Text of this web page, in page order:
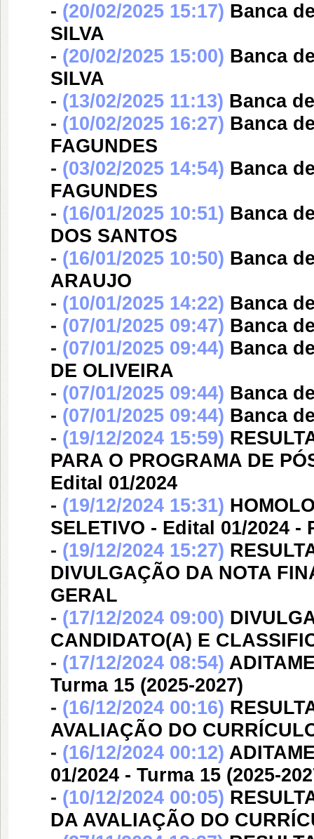
- (20/02/2025 15:17) Banca
SILVA
- (20/02/2025 15:00) Banca
SILVA
- (13/02/2025 11:13) Banca
- (10/02/2025 16:27) Banca
FAGUNDES
- (03/02/2025 14:54) Banca
FAGUNDES
- (16/01/2025 10:51) Banca
DOS SANTOS
- (16/01/2025 10:50) Banca
ARAUJO
- (10/01/2025 14:22) Banca
- (07/01/2025 09:47) Banca
- (07/01/2025 09:44) Banca
DE OLIVEIRA
- (07/01/2025 09:44) Banca
- (07/01/2025 09:44) Banca
- (19/12/2024 15:59)
PARA O PROGRAMA DE
Edital 01/2024
- (19/12/2024 15:31)
SELETIVO - Edital 01/2024 -
- (19/12/2024 15:27)
DIVULGAÇÃO DA NOTA
GERAL
- (17/12/2024 09:00)
CANDIDATO(A) E
- (17/12/2024 08:54)
Turma 15 (2025-2027)
- (16/12/2024 00:16)
AVALIAÇÃO DO
- (16/12/2024 00:12)
01/2024 - Turma 15 (2025-
- (10/12/2024 00:05)
DA AVALIAÇÃO DO